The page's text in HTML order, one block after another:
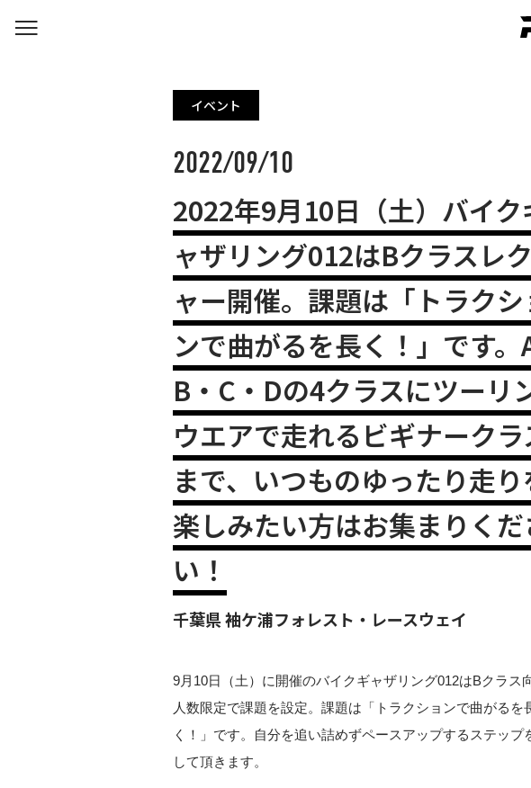
イベント
2022/09/10
2022年9月10日（土）バイク
ャザリング012はBクラスレ
ャー開催。課題は「トラクシ
ンで曲がるを長く！」です。
B・C・Dの4クラスにツーリ
ウエアで走れるビギナークラ
まで、いつものゆったり走り
楽しみたい方はお集まりくだ
い！
千葉県 袖ケ浦フォレスト・レースウェイ
9月10日（土）に開催のバイクギャザリング012はBクラス
人数限定で課題を設定。課題は「トラクションで曲がるを
く！」です。自分を追い詰めずペースアップするステップ
して頂きます。